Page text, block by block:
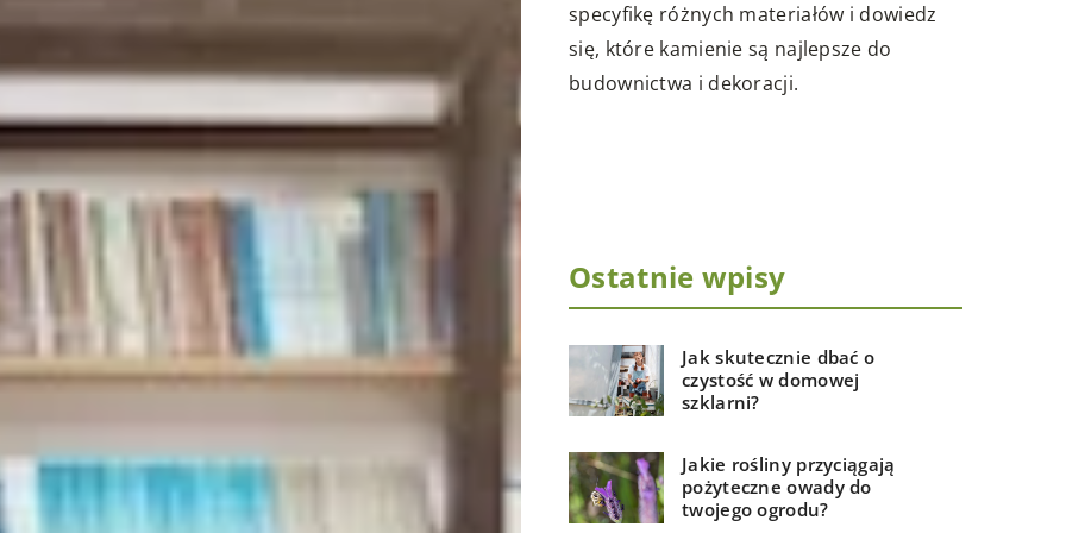
budownictwa i dekoracji.
odrobiny blasku i elegancji? Czy
kiedykolwiek zastanawiałeś się, jak
uzyskać efekt lustra za pomocą
Ostatnie wpisy
Jak skutecznie dbać o
czystość w domowej
szklarni?
Jakie rośliny przyciągają
pożyteczne owady do
twojego ogrodu?